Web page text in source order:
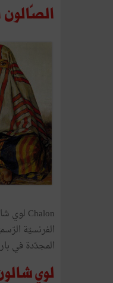
الصّالون
الفرنسيّة
المجدّدة في
لوي